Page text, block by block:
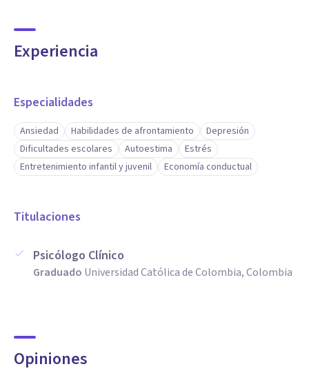
Experiencia
Especialidades
Ansiedad Habilidades de afrontamiento
Depresión
Dificultades escolares
Autoestima
Estrés
Entretenimiento infantil y juvenil
Economía conductual
Titulaciones
Psicólogo Clínico
Graduado Universidad Católica de Colombia, Colombia
Opiniones